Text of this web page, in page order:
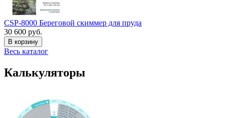
CSP-8000 Береговой скиммер для пруда
30 600 руб.
В корзину
Весь каталог
Калькуляторы